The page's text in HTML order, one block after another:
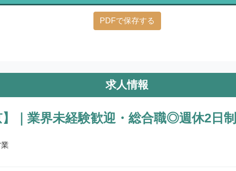
PDFで保存する
求人情報
｜業界未経験歓迎・総合職◎週休2日制